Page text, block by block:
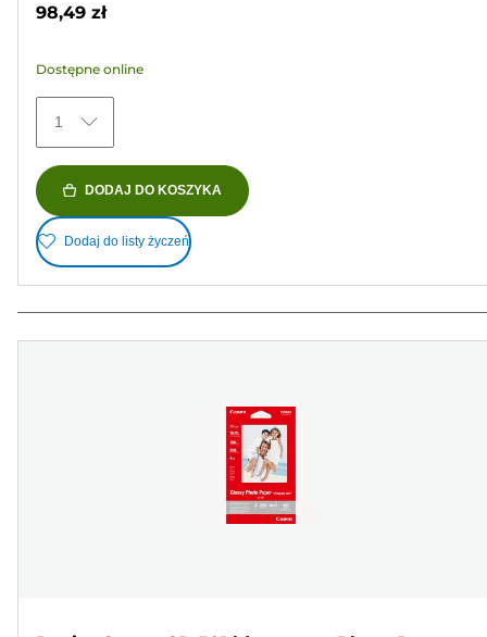
5
154
Recenzji
98,49 zł
Dostępne online
1
DODAJ DO KOSZYKA
Dodaj do listy życzeń